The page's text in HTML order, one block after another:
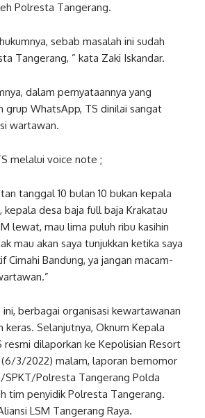
Polresta Tangerang.
sebab masalah ini sudah
Tangerang, ” kata Zaki Iskandar.
dalam pernyataannya yang
grup WhatsApp, TS dinilai sangat
wartawan.
melalui voice note ;
tanggal 10 bulan 10 bukan kepala
desa baja full baja Krakatau
lewat, mau lima puluh ribu kasihin
mau akan saya tunjukkan ketika saya
Cimahi Bandung, ya jangan macam-
berbagai organisasi kewartawanan
keras. Selanjutnya, Oknum Kepala
resmi dilaporkan ke Kepolisian Resort
3/2022) malam, laporan bernomor
Polresta Tangerang Polda
tim penyidik Polresta Tangerang.
LSM Tangerang Raya.